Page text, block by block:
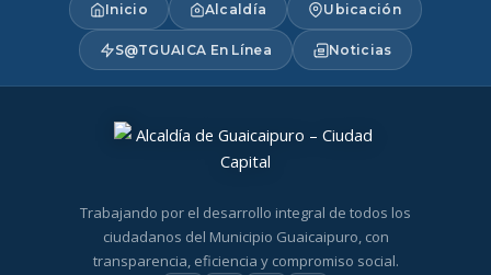
Inicio Alcaldía Ubicación
S@TGUAICA En Línea Noticias
Trabajando por el desarrollo integral de todos los
ciudadanos del Municipio Guaicaipuro, con
transparencia, eficiencia y compromiso social.